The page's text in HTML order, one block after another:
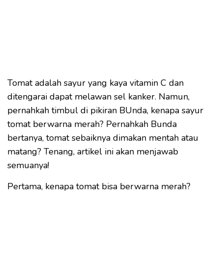
Tomat adalah sayur yang kaya vitamin C dan
ditengarai dapat melawan sel kanker. Namun,
pernahkah timbul di pikiran BUnda, kenapa sayur
tomat berwarna merah? Pernahkah Bunda
bertanya, tomat sebaiknya dimakan mentah atau
matang? Tenang, artikel ini akan menjawab
semuanya!
Pertama, kenapa tomat bisa berwarna merah?